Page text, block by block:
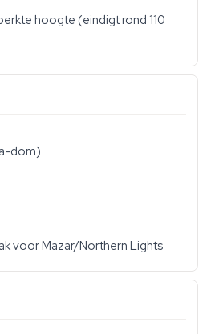
hoogte (eindigt rond 110
dom)
voor Mazar/Northern Lights